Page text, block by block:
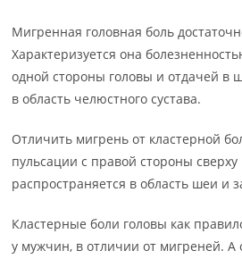
Мигренная головная боль
Характеризуется она
одной стороны головы и отдачей в
в область челюстного сустава.
Отличить мигрень от кластерной
пульсации с правой стороны сверху
распространяется в область шеи и
Кластерные боли головы как
у мужчин, в отличии от мигреней.